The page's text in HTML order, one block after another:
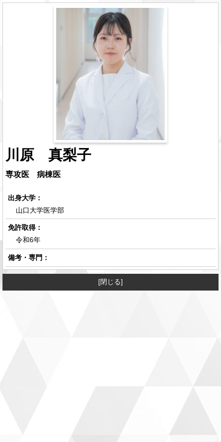
川原 真梨子
専攻医 病棟医
出身大学：
山口大学医学部
免許取得：
令和6年
備考・専門：
[閉じる]